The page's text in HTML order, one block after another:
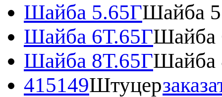
Шайба 5.65ГШайба
Шайба 6Т.65ГШайба
Шайба 8Т.65ГШайба
415149Штуцер